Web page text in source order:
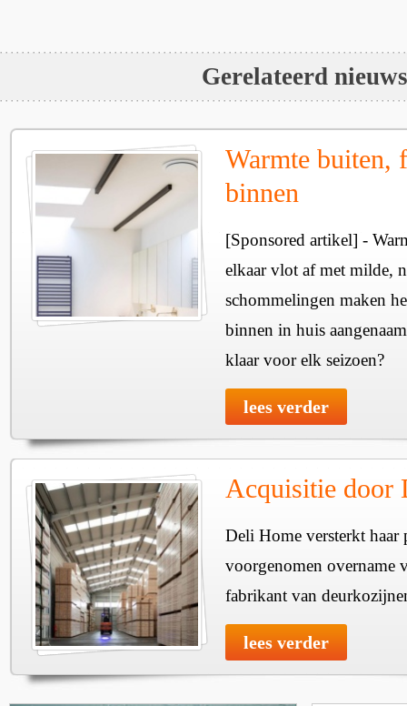
Gerelateerd nieuws
Warmte buiten,
binnen
[Sponsored artikel] -
elkaar vlot af met milde,
schommelingen maken
binnen in huis
klaar voor elk seizoen?
lees verder
Acquisitie door
Deli Home versterkt haar
voorgenomen overname
fabrikant van
lees verder